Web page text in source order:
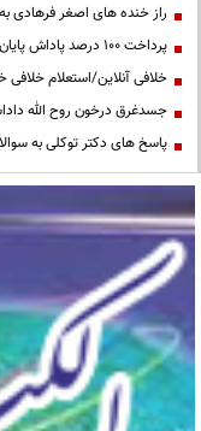
راز خنده های اصغر فرهادی
پرداخت ۱۰۰ درصد پاداش پایان خدمت فرهنگیان
خلافی آنلاین/استعلام خلافی
جسدغرق درخون روح الله
پاسخ های دکتر توکلی به